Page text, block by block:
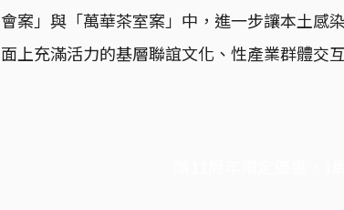
會案」與「萬華茶室案」中，進一步讓本土感
面上充滿活力的基層聯誼文化、性產業群體交